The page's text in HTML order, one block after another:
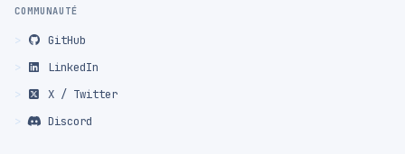
COMMUNAUTÉ
GitHub
LinkedIn
X / Twitter
Discord